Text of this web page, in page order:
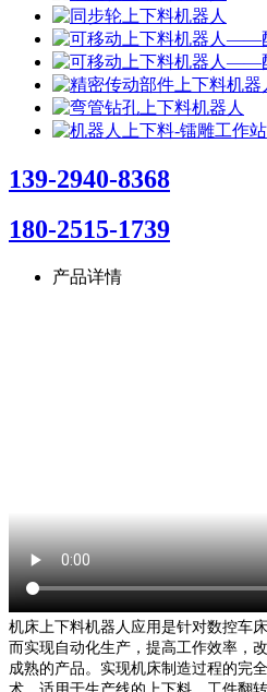
139-2940-8368
180-2515-1739
产品详情
机床上下料机器人应用是针对数控车
而实现自动化生产，提高工作效率，
成熟的产品。实现机床制造过程的完